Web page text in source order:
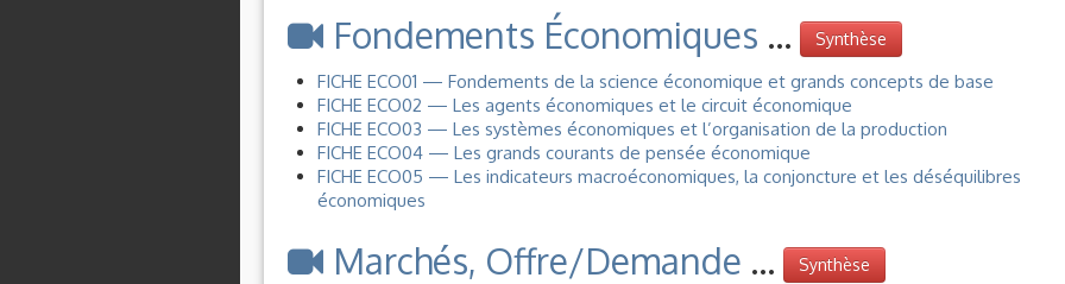
Fondements Économiques ... Synthèse
FICHE ECO01 — Fondements de la science économique et grands concepts de base
FICHE ECO02 — Les agents économiques et le circuit économique
FICHE ECO03 — Les systèmes économiques et l’organisation de la production
FICHE ECO04 — Les grands courants de pensée économique
FICHE ECO05 — Les indicateurs macroéconomiques, la conjoncture et les déséquilibres
économiques
Marchés, Offre/Demande ... Synthèse